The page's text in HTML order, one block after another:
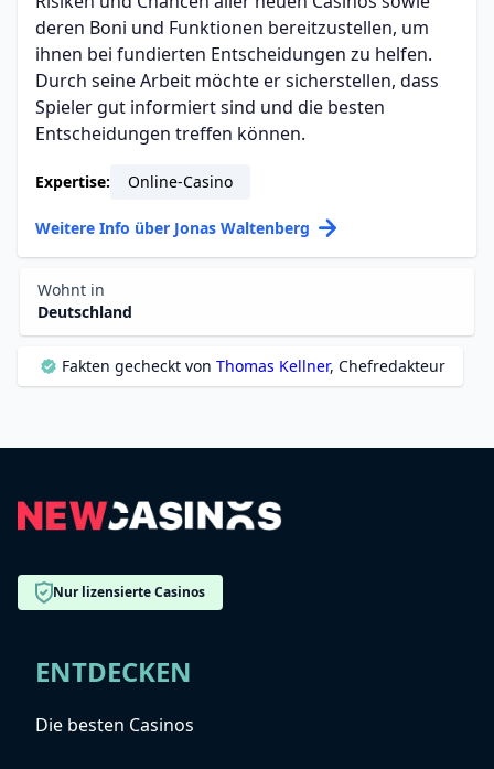
deren Boni und Funktionen bereitzustellen, um
ihnen bei fundierten Entscheidungen zu helfen.
Durch seine Arbeit möchte er sicherstellen, dass
Spieler gut informiert sind und die besten
Entscheidungen treffen können.
Expertise: Online-Casino
Weitere Info über Jonas Waltenberg
Wohnt in
Deutschland
Fakten gecheckt von Thomas Kellner, Chefredakteur
Nur lizensierte Casinos
ENTDECKEN
Die besten Casinos